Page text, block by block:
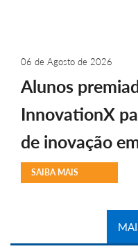
06 de Agosto de 2026
Alunos
InnovationX
de inovação
SAIBA MAIS